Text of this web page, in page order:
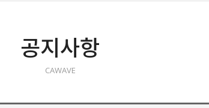
공지사항
CAWAVE